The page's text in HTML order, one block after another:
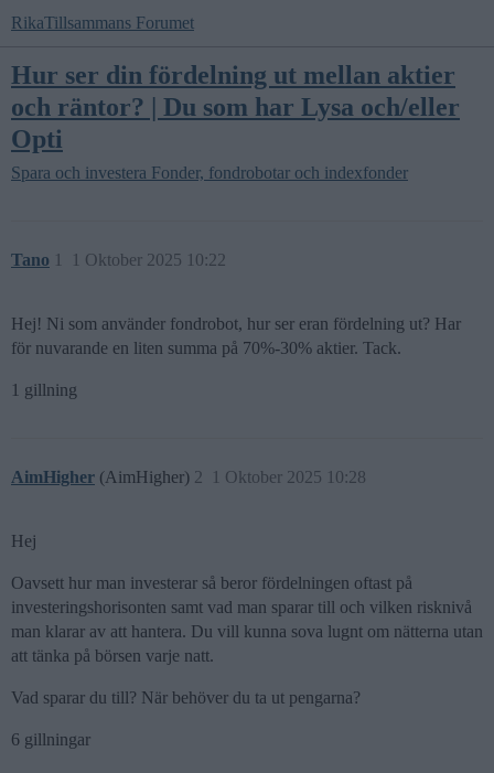
RikaTillsammans Forumet
Hur ser din fördelning ut mellan aktier
och räntor? | Du som har Lysa och/eller
Opti
Spara och investera Fonder, fondrobotar och indexfonder
Tano 1 Oktober 2025 10:22
1
Hej! Ni som använder fondrobot, hur ser eran fördelning ut? Har
för nuvarande en liten summa på 70%-30% aktier. Tack.
1 gillning
AimHigher (AimHigher) 1 Oktober 2025 10:28
2
Hej
Oavsett hur man investerar så beror fördelningen oftast på
investeringshorisonten samt vad man sparar till och vilken risknivå
man klarar av att hantera. Du vill kunna sova lugnt om nätterna utan
att tänka på börsen varje natt.
Vad sparar du till? När behöver du ta ut pengarna?
6 gillningar